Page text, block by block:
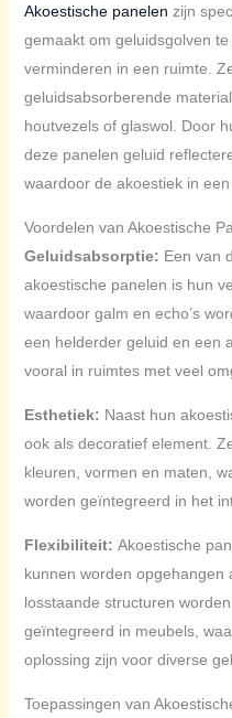
Akoestische panelen zijn
gemaakt om geluidsgolven
verminderen in een ruimte.
geluidsabsorberende
houtvezels of glaswol. Door
deze panelen geluid
waardoor de akoestiek in
Voordelen van Akoestische
Geluidsabsorptie: Een van
akoestische panelen is hun
waardoor galm en echo’s
een helderder geluid en een
vooral in ruimtes met veel
Esthetiek: Naast hun
ook als decoratief element.
kleuren, vormen en maten,
worden geïntegreerd in het
Flexibiliteit: Akoestische
kunnen worden opgehangen
losstaande structuren
geïntegreerd in meubels,
oplossing zijn voor diverse
Toepassingen van